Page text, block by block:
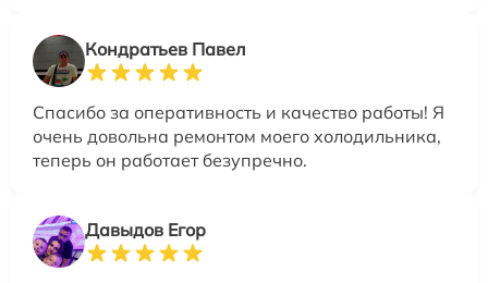
Кондратьев Павел
Спасибо за оперативность и качество работы! Я
очень довольна ремонтом моего холодильника,
теперь он работает безупречно.
Давыдов Егор